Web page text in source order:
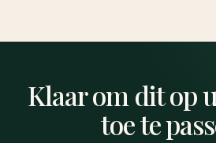
Klaar om dit op
toe te